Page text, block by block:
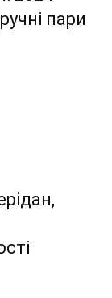
пари